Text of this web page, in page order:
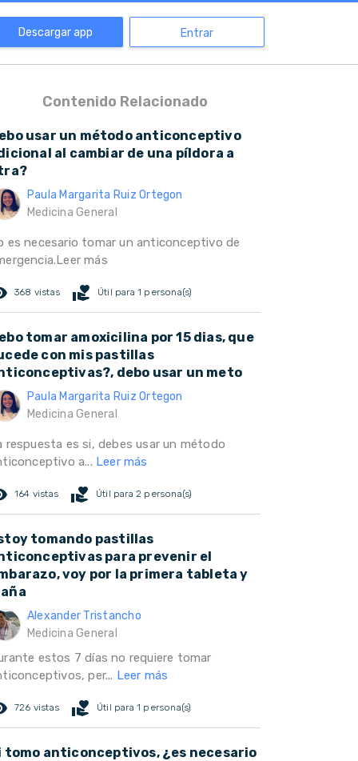
Descargar app Entrar
Contenido Relacionado
usar un método anticonceptivo
al cambiar de una píldora a
Paula Margarita Ruiz Ortegon
Medicina General
es necesario tomar un anticonceptivo de
más
368 vistas volunteer_activism Útil para 1 persona(s)
tomar amoxicilina por 15 dias, que
con mis pastillas
debo usar un meto
Paula Margarita Ruiz Ortegon
Medicina General
respuesta es si, debes usar un método
a... Leer más
164 vistas volunteer_activism Útil para 2 persona(s)
tomando pastillas
para prevenir el
voy por la primera tableta y
Alexander Tristancho
Medicina General
estos 7 días no requiere tomar
per... Leer más
726 vistas volunteer_activism Útil para 1 persona(s)
tomo anticonceptivos, ¿es necesario